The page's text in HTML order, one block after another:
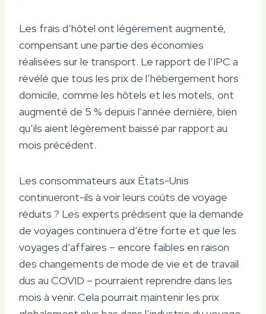
Les frais d’hôtel ont légèrement augmenté,
compensant une partie des économies
réalisées sur le transport. Le rapport de l’IPC a
révélé que tous les prix de l’hébergement hors
domicile, comme les hôtels et les motels, ont
augmenté de 5 % depuis l’année dernière, bien
qu’ils aient légèrement baissé par rapport au
mois précédent.
Les consommateurs aux États-Unis
continueront-ils à voir leurs coûts de voyage
réduits ? Les experts prédisent que la demande
de voyages continuera d’être forte et que les
voyages d’affaires – encore faibles en raison
des changements de mode de vie et de travail
dus au COVID – pourraient reprendre dans les
mois à venir. Cela pourrait maintenir les prix